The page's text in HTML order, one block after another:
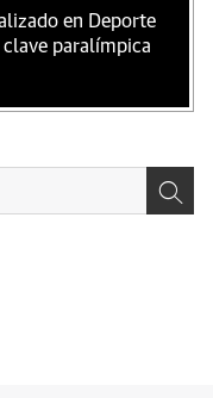
en Deporte
paralímpica